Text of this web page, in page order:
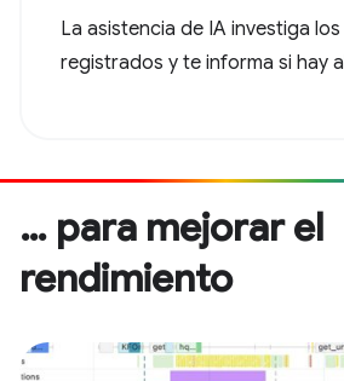
La asistencia de IA investiga
registrados y te informa si hay
… para mejorar el
rendimiento